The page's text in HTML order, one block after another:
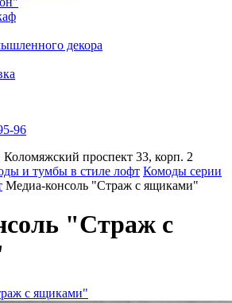
декора
96
Коломяжский проспект 33, корп. 2
и тумбы в стиле лофт Комоды серии
Медиа-консоль "Страж с ящиками"
"Страж с